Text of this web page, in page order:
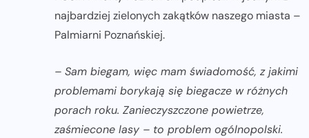
najbardziej zielonych zakątków naszego miasta –
Palmiarni Poznańskiej.
– Sam biegam, więc mam świadomość, z jakimi
problemami borykają się biegacze w różnych
porach roku. Zanieczyszczone powietrze,
zaśmiecone lasy – to problem ogólnopolski.